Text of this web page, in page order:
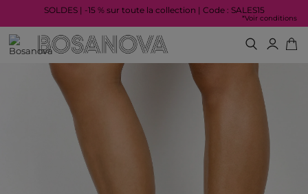
SOLDES | -15 % sur toute la collection | Code : SALES15
*Voir conditions